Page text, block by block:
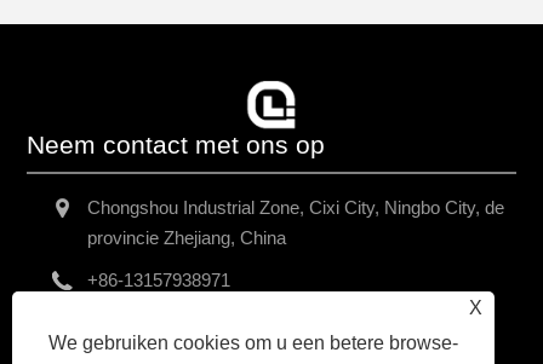
Neem contact met ons op
Chongshou Industrial Zone, Cixi City, Ningbo City, de
provincie Zhejiang, China
+86-13157938971
X
We gebruiken cookies om u een betere browse-